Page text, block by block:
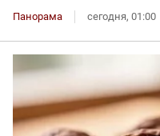
Панорама сегодня, 01:00